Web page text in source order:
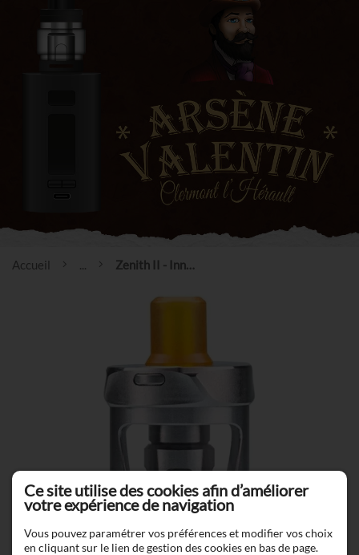
Accueil ... Zenith II - Innokin
Ce site utilise des cookies afin d’améliorer
votre expérience de navigation
Vous pouvez paramétrer vos préférences et modifier vos choix
en cliquant sur le lien de gestion des cookies en bas de page.